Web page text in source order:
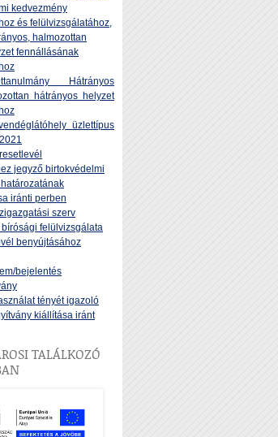
kedvezmény
és felülvizsgálatához,
halmozottan
fennállásának
Hátrányos
hátrányos helyzet
üzlettípus
jegyző birtokvédelmi
iránti perben
szerv
felülvizsgálata
benyújtásához
bejelentés
tényét igazoló
kiállítása iránt
TALÁLKOZÓ